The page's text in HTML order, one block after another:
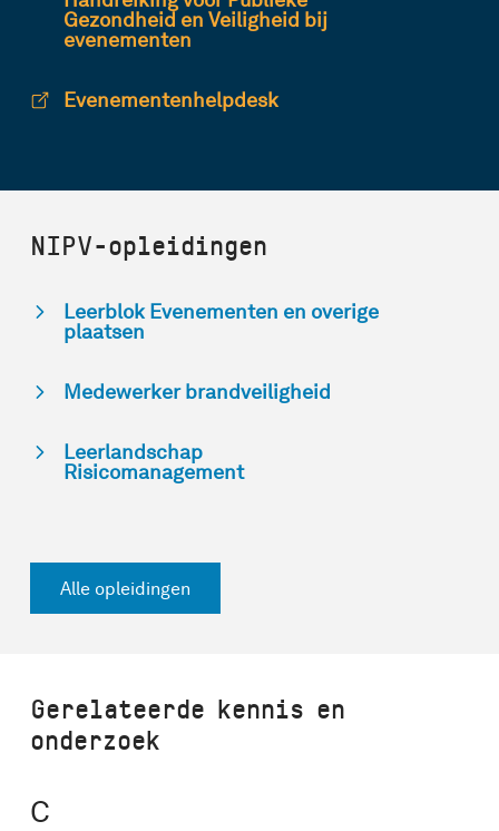
Gezondheid en Veiligheid bij
evenementen
Evenementenhelpdesk
NIPV-opleidingen
Leerblok Evenementen en overige
plaatsen
Medewerker brandveiligheid
Leerlandschap
Risicomanagement
Alle opleidingen
Gerelateerde kennis en
onderzoek
C